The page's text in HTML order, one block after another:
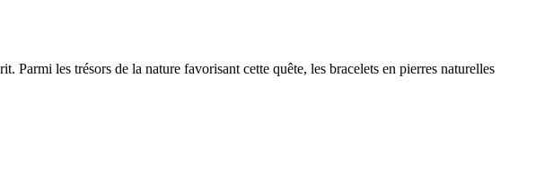
les trésors de la nature favorisant cette quête, les bracelets en pierres naturelles